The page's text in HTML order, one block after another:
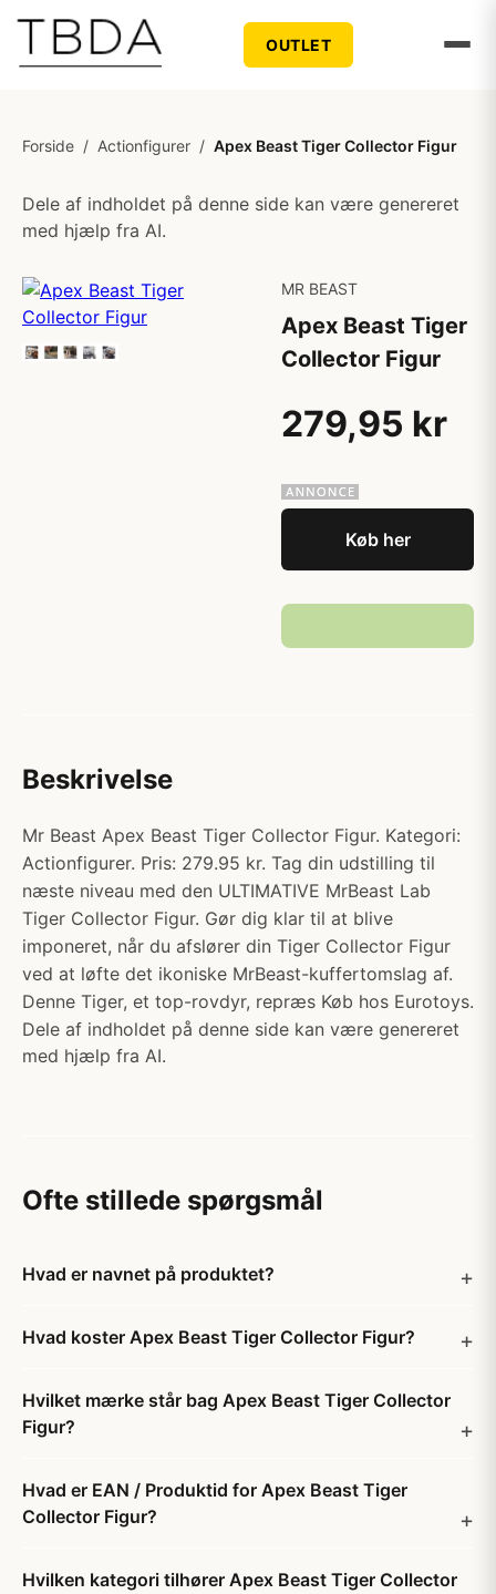
OUTLET
Forside / Actionfigurer / Apex Beast Tiger Collector Figur
Dele af indholdet på denne side kan være genereret
med hjælp fra AI.
MR BEAST
Apex Beast Tiger
Collector Figur
279,95 kr
Køb her
Beskrivelse
Mr Beast Apex Beast Tiger Collector Figur. Kategori:
Actionfigurer. Pris: 279.95 kr. Tag din udstilling til
næste niveau med den ULTIMATIVE MrBeast Lab
Tiger Collector Figur. Gør dig klar til at blive
imponeret, når du afslører din Tiger Collector Figur
ved at løfte det ikoniske MrBeast-kuffertomslag af.
Denne Tiger, et top-rovdyr, repræs Køb hos Eurotoys.
Dele af indholdet på denne side kan være genereret
med hjælp fra AI.
Ofte stillede spørgsmål
Hvad er navnet på produktet?
Hvad koster Apex Beast Tiger Collector Figur?
Hvilket mærke står bag Apex Beast Tiger Collector
Figur?
Hvad er EAN / Produktid for Apex Beast Tiger
Collector Figur?
Hvilken kategori tilhører Apex Beast Tiger Collector